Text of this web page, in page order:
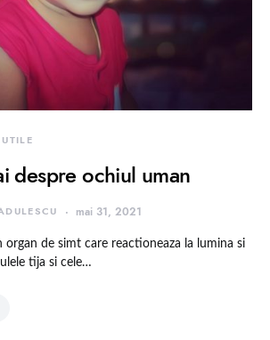
UTILE
despre ochiul uman
mai 31, 2021
organ de simt care reactioneaza la lumina si
tija si cele…